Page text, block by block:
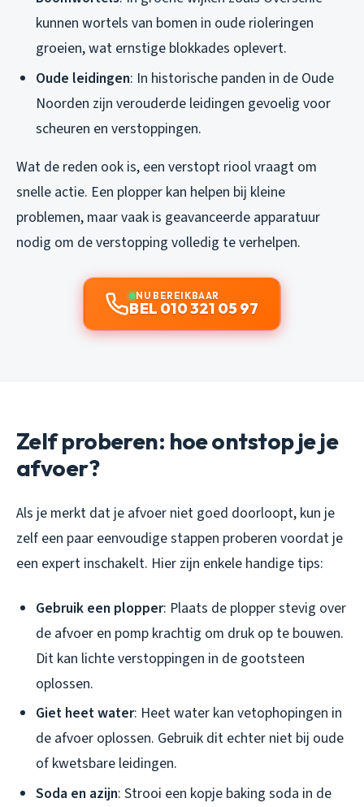
kunnen wortels van bomen in oude rioleringen
groeien, wat ernstige blokkades oplevert.
Oude leidingen: In historische panden in de Oude
Noorden zijn verouderde leidingen gevoelig voor
scheuren en verstoppingen.
Wat de reden ook is, een verstopt riool vraagt om
snelle actie. Een plopper kan helpen bij kleine
problemen, maar vaak is geavanceerde apparatuur
nodig om de verstopping volledig te verhelpen.
NU BEREIKBAAR
BEL 010 321 05 97
Zelf proberen: hoe ontstop je je
afvoer?
Als je merkt dat je afvoer niet goed doorloopt, kun je
zelf een paar eenvoudige stappen proberen voordat je
een expert inschakelt. Hier zijn enkele handige tips:
Gebruik een plopper: Plaats de plopper stevig over
de afvoer en pomp krachtig om druk op te bouwen.
Dit kan lichte verstoppingen in de gootsteen
oplossen.
Giet heet water: Heet water kan vetophopingen in
de afvoer oplossen. Gebruik dit echter niet bij oude
of kwetsbare leidingen.
Soda en azijn: Strooi een kopje baking soda in de